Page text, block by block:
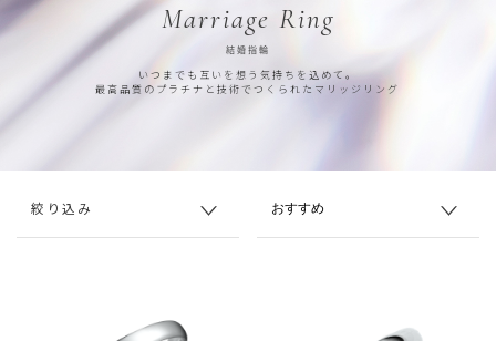
Marriage Ring
結婚指輪
いつまでも互いを想う気持ちを込めて。
最高品質のプラチナと技術でつくられたマリッジリング
絞り込み